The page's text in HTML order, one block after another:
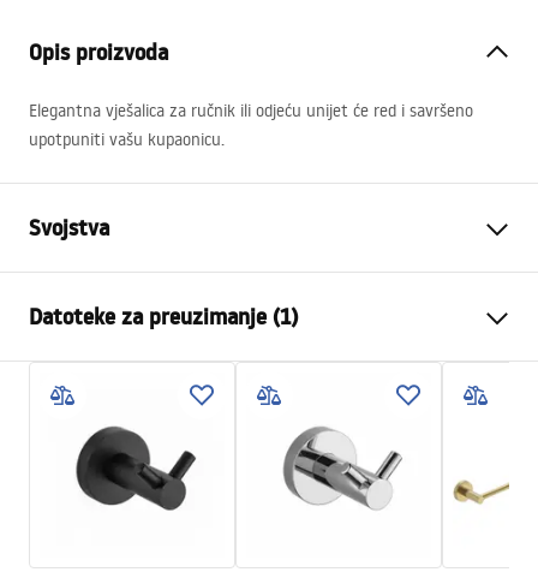
Opis proizvoda
Elegantna vješalica za ručnik ili odjeću unijet će red i savršeno
upotpuniti vašu kupaonicu.
Svojstva
Materijal
Metal
Način montaže
Na vijke
Širina
220
130mm
Dubina
70 mm
Datoteke za preuzimanje (1)
Jamstveni uvjeti
Warranty_Terms_and_Conditions_Accessories_-_24.pdf